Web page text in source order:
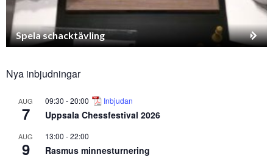
Spela schacktävling
Nya inbjudningar
AUG
7
09:30 -20:00 Inbjudan
Uppsala Chessfestival 2026
AUG
9
13:00 -22:00
Rasmus minnesturnering